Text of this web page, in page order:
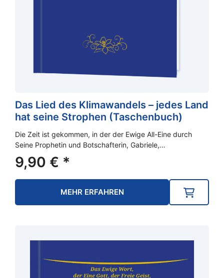
Das Lied des Klimawandels – jedes Land
hat seine Strophen (Taschenbuch)
Die Zeit ist gekommen, in der der Ewige All-Eine durch
Seine Prophetin und Botschafterin, Gabriele,…
9,90 € *
MEHR ERFAHREN